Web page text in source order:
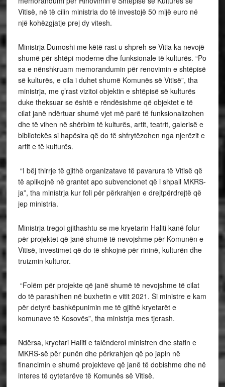
Vitisë, në të cilin ministria do të investojë 50 mijë euro në
një kohëzgjatje prej dy vitesh.
Ministrja Dumoshi me këtë rast u shpreh se Vitia ka nevojë
shumë për shtëpi moderne dhe funksionale të kulturës. “Po
sa e nënshkruam memorandumin për renovimin e shtëpisë
së kulturës, e cila i duhet shumë Komunës së Vitisë”, tha
ministrja, me ç’rast vizitoi objektin e shtëpisë së kulturës
duke theksuar se është e rëndësishme që objektet e të
cilat janë ndërtuar shumë vjet më parë të funksionalizohen
dhe të vihen në shërbim të kulturës, artit, teatrit, galerisë e
bibliotekës si hapësira që do të shfrytëzohen nga njerëzit e
artit e të kulturës.
“I bëj thirrje të gjithë organizatave të pavarura të Vitisë që
të aplikojnë në grantet apo subvencionet që i shpall MKRS-
ja”, tha ministrja kur foli për përkrahjen e drejtpërdrejtë që
jep ministria.
Ministrja tregoi gjithashtu se me kryetarin Haliti kanë folur
për projektet që janë shumë të nevojshme për Komunën e
Vitisë, investimet që do të shkojnë për rininë, kulturën dhe
truizmin kulturor.
“Folëm për projekte që janë shumë të nevojshme të cilat
do të parashihen në buxhetin e vitit 2021. Si ministre e kam
për detyrë bashkëpunimin me të gjithë kryetarët e
komunave të Kosovës”, tha ministrja mes tjerash.
Ndërsa, kryetari Haliti e falënderoi ministren dhe stafin e
MKRS-së për punën dhe përkrahjen që po japin në
financimin e shumë projekteve që janë të dobishme dhe në
interes të qytetarëve të Komunës së Vitisë.